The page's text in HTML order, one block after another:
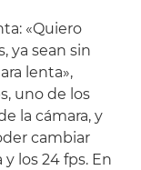
«Quiero
ya sean sin
lenta»,
uno de los
la cámara, y
cambiar
los 24 fps. En